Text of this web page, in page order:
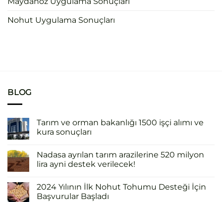
Nohut Uygulama Sonuçları
BLOG
Tarım ve orman bakanlığı 1500 işçi alımı ve
kura sonuçları
Nadasa ayrılan tarım arazilerine 520 milyon
lira ayni destek verilecek!
2024 Yılının İlk Nohut Tohumu Desteği İçin
Başvurular Başladı